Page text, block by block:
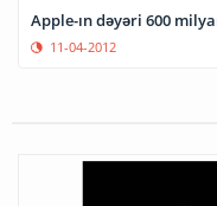
Apple-ın dəyəri 600
11-04-2012